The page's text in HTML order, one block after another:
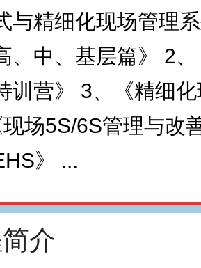
与精细化现场管理
中、基层篇》 2、
训营》 3、《精细化
场5S/6S管理与改
》 ...
介